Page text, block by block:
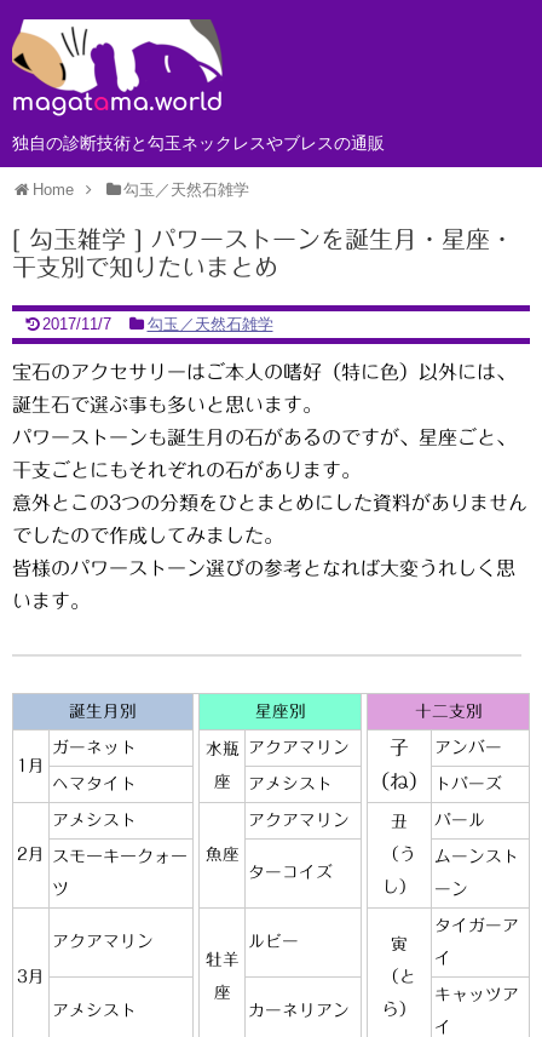
独自の診断技術と勾玉ネックレスやブレスの通販
Home 勾玉／天然石雑学
[ 勾玉雑学 ] パワーストーンを誕生月・星座・
干支別で知りたいまとめ
2017/11/7 勾玉／天然石雑学
宝石のアクセサリーはご本人の嗜好（特に色）以外には、
誕生石で選ぶ事も多いと思います。
パワーストーンも誕生月の石があるのですが、星座ごと、
干支ごとにもそれぞれの石があります。
意外とこの3つの分類をひとまとめにした資料がありません
でしたので作成してみました。
皆様のパワーストーン選びの参考となれば大変うれしく思
います。
誕生月別 星座別 十二支別
1月
ガーネット
水瓶
座
アクアマリン
子
（ね）
アンバー
ヘマタイト アメシスト トパーズ
2月
アメシスト
魚座
アクアマリン
丑
（う
し）
パール
スモーキークォー
ツ
ターコイズ
ムーンスト
ーン
3月
アクアマリン
牡羊
座
ルビー
寅
（と
ら）
タイガーア
イ
アメシスト カーネリアン
キャッツア
イ